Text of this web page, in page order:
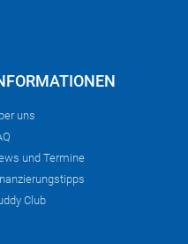
uns
und Termine
Club